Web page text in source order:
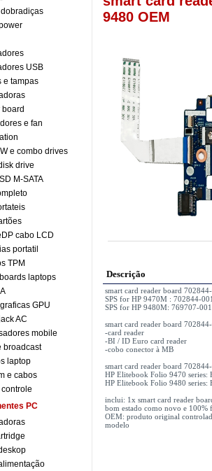
USB
e tampas
e fan
e combo drives
drive
M-SATA
cabo LCD
portatil
TPM
laptops
GPU
AC
mobile
broadcast
laptop
e cabos
PC
9480 OEM
Descrição
smart card reader board
SPS for HP 9470M : 702844-
SPS for HP 9480M: 769707-
smart card reader board
-card reader
-BI / ID Euro card reader
-cobo conector à MB
smart card reader board
HP Elitebook Folio 9470
HP Elitebook Folio 9480
inclui: 1x smart card reader
bom estado como novo e 100%
OEM: produto original
modelo